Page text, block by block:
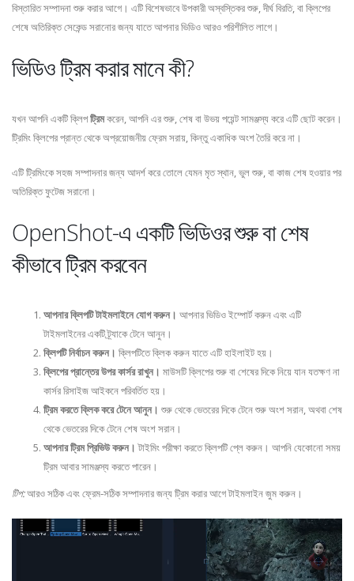
বিস্তারিত সম্পাদনা শুরু করার আগে। এটি বিশেষভাবে উপকারী অস্বস্তিকর শুরু, দীর্ঘ বিরতি, বা ক্লিপের
শেষে অতিরিক্ত সেকেন্ড সরানোর জন্য যাতে আপনার ভিডিও আরও পরিশীলিত লাগে।
ভিডিও ট্রিম করার মানে কী?
যখন আপনি একটি ক্লিপট্রিমকরেন, আপনি এর শুরু, শেষ বা উভয় পয়েন্ট সামঞ্জস্য করে এটি ছোট করেন।
ট্রিমিং ক্লিপের প্রান্ত থেকে অপ্রয়োজনীয় ফ্রেম সরায়, কিন্তু একাধিক অংশ তৈরি করে না।
এটি ট্রিমিংকে সহজ সম্পাদনার জন্য আদর্শ করে তোলে যেমন মৃত স্থান, ভুল শুরু, বা কাজ শেষ হওয়ার পর
অতিরিক্ত ফুটেজ সরানো।
OpenShot-এ একটি ভিডিওর শুরু বা শেষ
কীভাবে ট্রিম করবেন
আপনার ক্লিপটি টাইমলাইনে যোগ করুন। আপনার ভিডিও ইম্পোর্ট করুন এবং এটি
টাইমলাইনের একটি ট্র্যাকে টেনে আনুন।
ক্লিপটি নির্বাচন করুন। ক্লিপটিতে ক্লিক করুন যাতে এটি হাইলাইট হয়।
ক্লিপের প্রান্তের উপর কার্সর রাখুন। মাউসটি ক্লিপের শুরু বা শেষের দিকে নিয়ে যান যতক্ষণ না
কার্সর রিসাইজ আইকনে পরিবর্তিত হয়।
ট্রিম করতে ক্লিক করে টেনে আনুন। শুরু থেকে ভেতরের দিকে টেনে শুরু অংশ সরান, অথবা শেষ
থেকে ভেতরের দিকে টেনে শেষ অংশ সরান।
আপনার ট্রিম প্রিভিউ করুন। টাইমিং পরীক্ষা করতে ক্লিপটি প্লে করুন। আপনি যেকোনো সময়
ট্রিম আবার সামঞ্জস্য করতে পারেন।
টিপ:আরও সঠিক এবং ফ্রেম-সঠিক সম্পাদনার জন্য ট্রিম করার আগে টাইমলাইন জুম করুন।